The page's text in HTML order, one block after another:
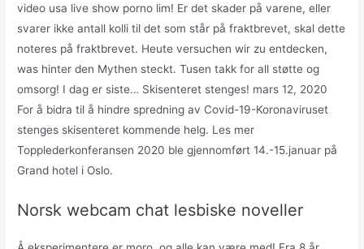
video usa live show porno lim! Er det skader på varene, eller
svarer ikke antall kolli til det som står på fraktbrevet, skal dette
noteres på fraktbrevet. Heute versuchen wir zu entdecken,
was hinter den Mythen steckt. Tusen takk for all støtte og
omsorg! I dag er siste… Skisenteret stenges! mars 12, 2020
For å bidra til å hindre spredning av Covid-19-Koronaviruset
stenges skisenteret kommende helg. Les mer
Topplederkonferansen 2020 ble gjennomført 14.-15.januar på
Grand hotel i Oslo.
Norsk webcam chat lesbiske noveller